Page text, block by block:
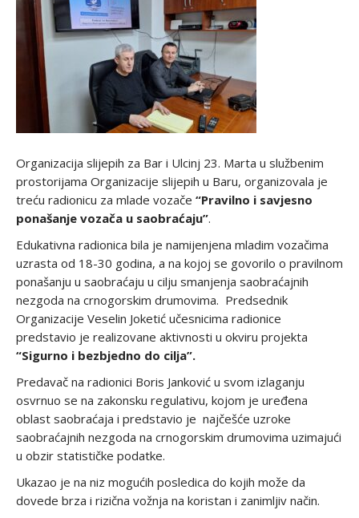
Organizacija slijepih za Bar i Ulcinj 23. Marta u službenim
prostorijama Organizacije slijepih u Baru, organizovala je
treću radionicu za mlade vozače “Pravilno i savjesno
ponašanje vozača u saobraćaju”.
Edukativna radionica bila je namijenjena mladim vozačima
uzrasta od 18-30 godina, a na kojoj se govorilo o pravilnom
ponašanju u saobraćaju u cilju smanjenja saobraćajnih
nezgoda na crnogorskim drumovima. Predsednik
Organizacije Veselin Joketić učesnicima radionice
predstavio je realizovane aktivnosti u okviru projekta
“Sigurno i bezbjedno do cilja”.
Predavač na radionici Boris Janković u svom izlaganju
osvrnuo se na zakonsku regulativu, kojom je uređena
oblast saobraćaja i predstavio je najčešće uzroke
saobraćajnih nezgoda na crnogorskim drumovima uzimajući
u obzir statističke podatke.
Ukazao je na niz mogućih posledica do kojih može da
dovede brza i rizična vožnja na koristan i zanimljiv način.